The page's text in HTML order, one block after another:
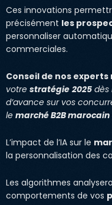
Ces innovations
précisément les
personnaliser
commerciales.
Conseil de nos
votre stratégie 2025 dès
d’avance sur vos
le marché B2B marocain
L’impact de l’IA sur le
la personnalisation des
Les algorithmes
comportements de vos